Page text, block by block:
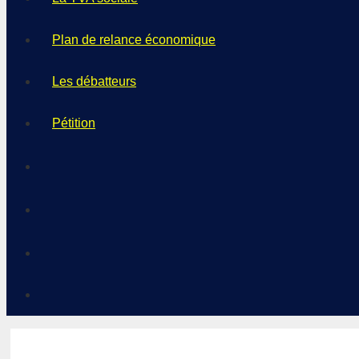
Plan de relance économique
Les débatteurs
Pétition